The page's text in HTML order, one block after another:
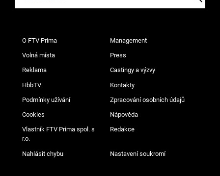
O FTV Prima Management
Volná místa Press
Reklama Castingy a výzvy
HbbTV Kontakty
Podmínky užívání Zpracování osobních údajů
Cookies Nápověda
Vlastník FTV Prima spol. s
r.o.
Redakce
Nahlásit chybu Nastavení soukromí